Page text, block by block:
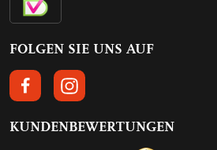
FOLGEN SIE UNS AUF
FOLGEN SIE UNS AUF FACEBOOK
FOLGEN SIE UNS AUF
KUNDENBEWERTUNGEN